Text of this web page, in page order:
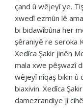
çand û wêjeyî ye.
xwedî ezmûn lê
bi bidawîbûna her
şêraniyê re seroka
Xedîca Şakir jinên
mala xwe pêşwazî
wêjeyî nîqaş bikin
biaxivin. Xedîca
damezrandiye ji